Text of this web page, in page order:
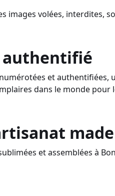
images volées, interdites,
authentifié
et authentifiées,
dans le monde
et assemblées à